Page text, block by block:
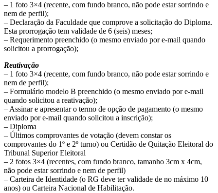
– 1 foto 3×4 (recente, com fundo branco, não pode estar sorrindo e
nem de perfil);
– Declaração da Faculdade que comprove a solicitação do Diploma.
Esta prorrogação tem validade de 6 (seis) meses;
– Requerimento preenchido (o mesmo enviado por e-mail quando
solicitou a prorrogação);
Reativação
– 1 foto 3×4 (recente, com fundo branco, não pode estar sorrindo e
nem de perfil);
– Formulário modelo B preenchido (o mesmo enviado por e-mail
quando solicitou a reativação);
– Assinar e apresentar o termo de opção de pagamento (o mesmo
enviado por e-mail quando solicitou a inscrição);
– Diploma
– Últimos comprovantes de votação (devem constar os
comprovantes do 1º e 2º turno) ou Certidão de Quitação Eleitoral do
Tribunal Superior Eleitoral
– 2 fotos 3×4 (recentes, com fundo branco, tamanho 3cm x 4cm,
não pode estar sorrindo e nem de perfil)
– Carteira de Identidade (o RG deve ter validade de no máximo 10
anos) ou Carteira Nacional de Habilitação.